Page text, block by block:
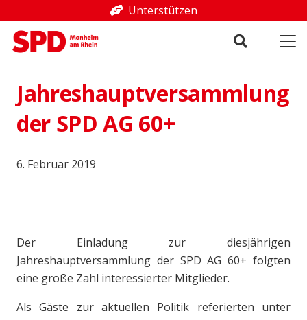
Unterstützen
Jahreshauptversammlung
der SPD AG 60+
6. Februar 2019
Der Einladung zur diesjährigen
Jahreshauptversammlung der SPD AG 60+ folgten
eine große Zahl interessierter Mitglieder.
Als Gäste zur aktuellen Politik referierten unter